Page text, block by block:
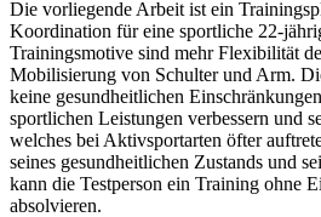
Die vorliegende Arbeit ist ein
Koordination für eine sportliche 22-
Trainingsmotive sind mehr Flexibilität
Mobilisierung von Schulter und Arm.
keine gesundheitlichen
sportlichen Leistungen verbessern und
welches bei Aktivsportarten öfter
seines gesundheitlichen Zustands und
kann die Testperson ein Training ohne
absolvieren.